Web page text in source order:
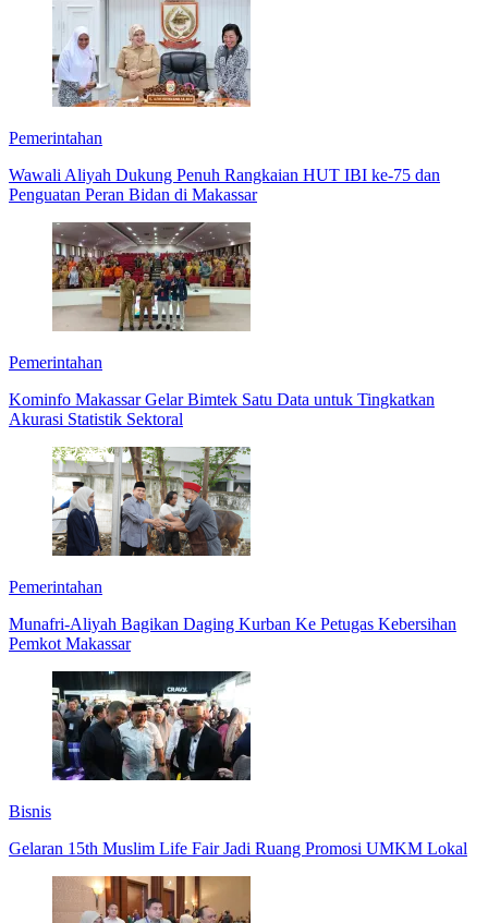
Pemerintahan
Wawali Aliyah Dukung Penuh Rangkaian HUT IBI ke-75 dan
Penguatan Peran Bidan di Makassar
Pemerintahan
Kominfo Makassar Gelar Bimtek Satu Data untuk Tingkatkan
Akurasi Statistik Sektoral
Pemerintahan
Munafri-Aliyah Bagikan Daging Kurban Ke Petugas Kebersihan
Pemkot Makassar
Bisnis
Gelaran 15th Muslim Life Fair Jadi Ruang Promosi UMKM Lokal